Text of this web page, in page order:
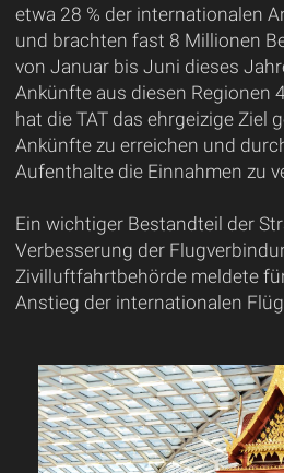
etwa 28 % der internationalen
und brachten fast 8 Millionen
von Januar bis Juni dieses
Ankünfte aus diesen Regionen
hat die TAT das ehrgeizige Ziel
Ankünfte zu erreichen und
Aufenthalte die Einnahmen zu
Ein wichtiger Bestandteil der
Verbesserung der
Zivilluftfahrtbehörde meldete
Anstieg der internationalen